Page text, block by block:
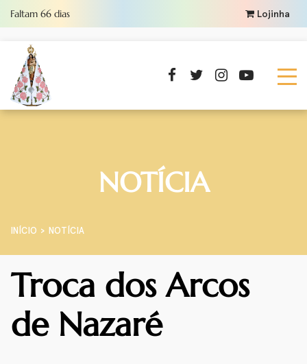
Faltam 66 dias Lojinha
NOTÍCIA
INÍCIO NOTÍCIA
Troca dos Arcos
de Nazaré